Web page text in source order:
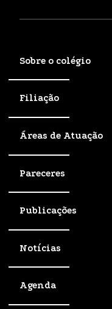
Sobre o colégio
Filiação
Áreas de Atuação
Pareceres
Publicações
Notícias
Agenda